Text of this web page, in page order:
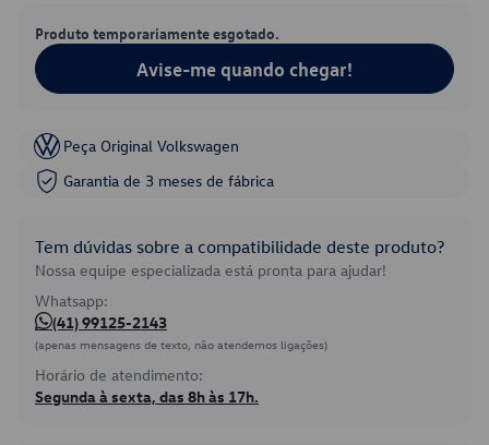
Produto temporariamente esgotado.
Avise-me quando chegar!
Peça Original Volkswagen
Garantia de 3 meses de fábrica
Tem dúvidas sobre a compatibilidade deste produto?
Nossa equipe especializada está pronta para ajudar!
Whatsapp:
(41) 99125-2143
(apenas mensagens de texto, não atendemos ligações)
Horário de atendimento:
Segunda à sexta, das 8h às 17h.